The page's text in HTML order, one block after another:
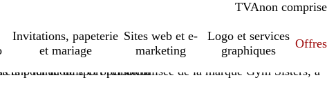
TVAcomprise
non comprise
Invitations, papeterie
et mariage
Sites web et e-
marketing
Logo et services
graphiques
Offres